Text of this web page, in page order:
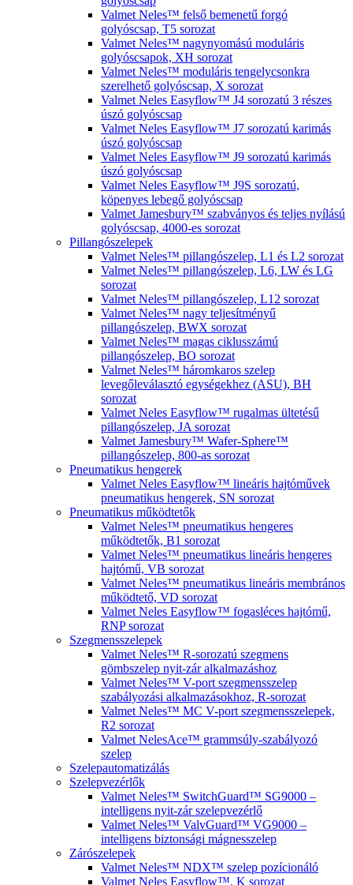
Valmet Neles™ felső bemenetű forgó
golyóscsap, T5 sorozat
Valmet Neles™ nagynyomású moduláris
golyóscsapok, XH sorozat
Valmet Neles™ moduláris tengelycsonkra
szerelhető golyóscsap, X sorozat
Valmet Neles Easyflow™ J4 sorozatú 3 részes
úszó golyóscsap
Valmet Neles Easyflow™ J7 sorozatú karimás
úszó golyóscsap
Valmet Neles Easyflow™ J9 sorozatú karimás
úszó golyóscsap
Valmet Neles Easyflow™ J9S sorozatú,
köpenyes lebegő golyóscsap
Valmet Jamesbury™ szabványos és teljes nyílású
golyóscsap, 4000-es sorozat
Pillangószelepek
Valmet Neles™ pillangószelep, L1 és L2 sorozat
Valmet Neles™ pillangószelep, L6, LW és LG
sorozat
Valmet Neles™ pillangószelep, L12 sorozat
Valmet Neles™ nagy teljesítményű
pillangószelep, BWX sorozat
Valmet Neles™ magas ciklusszámú
pillangószelep, BO sorozat
Valmet Neles™ háromkaros szelep
levegőleválasztó egységekhez (ASU), BH
sorozat
Valmet Neles Easyflow™ rugalmas ültetésű
pillangószelep, JA sorozat
Valmet Jamesbury™ Wafer-Sphere™
pillangószelep, 800-as sorozat
Pneumatikus hengerek
Valmet Neles Easyflow™ lineáris hajtóművek
pneumatikus hengerek, SN sorozat
Pneumatikus működtetők
Valmet Neles™ pneumatikus hengeres
működtetők, B1 sorozat
Valmet Neles™ pneumatikus lineáris hengeres
hajtómű, VB sorozat
Valmet Neles™ pneumatikus lineáris membrános
működtető, VD sorozat
Valmet Neles Easyflow™ fogasléces hajtómű,
RNP sorozat
Szegmensszelepek
Valmet Neles™ R-sorozatú szegmens
gömbszelep nyit-zár alkalmazáshoz
Valmet Neles™ V-port szegmensszelep
szabályozási alkalmazásokhoz, R-sorozat
Valmet Neles™ MC V-port szegmensszelepek,
R2 sorozat
Valmet NelesAce™ grammsúly-szabályozó
szelep
Szelepautomatizálás
Szelepvezérlők
Valmet Neles™ SwitchGuard™ SG9000 –
intelligens nyit-zár szelepvezérlő
Valmet Neles™ ValvGuard™ VG9000 –
intelligens biztonsági mágnesszelep
Zárószelepek
Valmet Neles™ NDX™ szelep pozícionáló
Valmet Neles Easyflow™, K sorozat